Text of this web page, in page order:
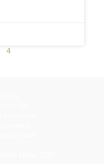
4